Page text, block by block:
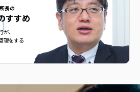
長の
すすめ
が、
理をする